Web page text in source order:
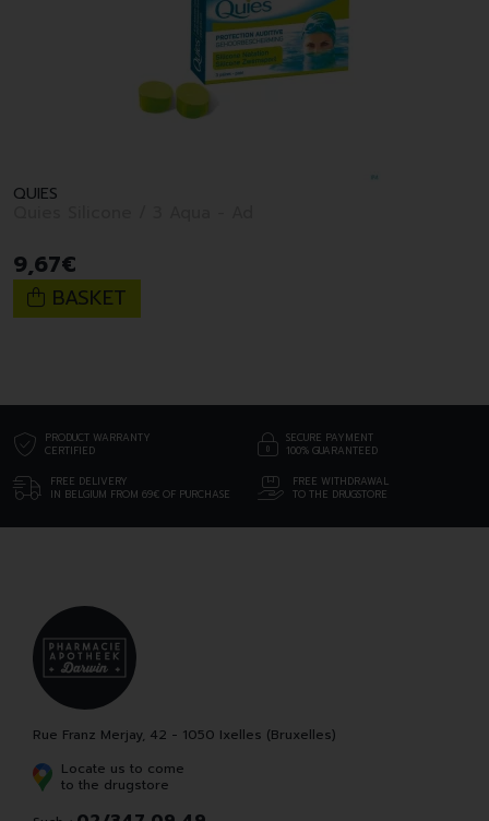
QUIES
9,67€
BASKET
PRODUCT WARRANTY
CERTIFIED
SECURE PAYMENT
100% GUARANTEED
FREE DELIVERY
IN BELGIUM FROM 69€ OF PURCHASE
FREE WITHDRAWAL
TO THE DRUGSTORE
Rue Franz Merjay, 42 - 1050 Ixelles (Bruxelles)
Locate us to come
to the drugstore